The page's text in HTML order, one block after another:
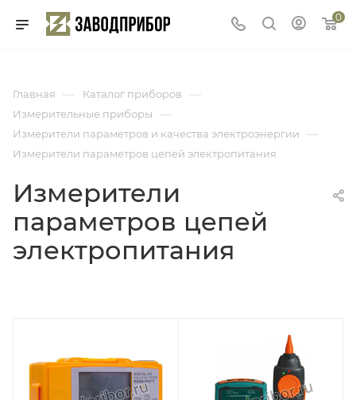
0
Главная — Каталог приборов —
Измерительные приборы —
Измерители параметров и качества электроэнергии —
Измерители параметров цепей электропитания
Измерители
параметров цепей
электропитания